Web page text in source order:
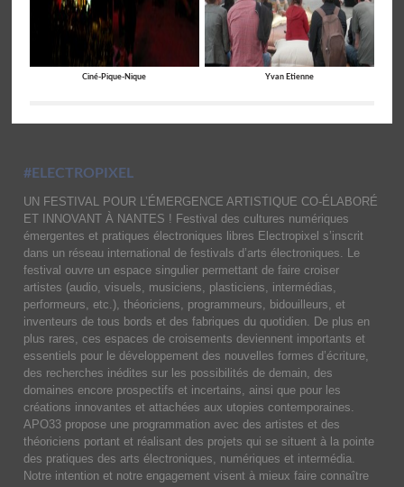
Ciné-Pique-Nique Yvan Etienne
#ELECTROPIXEL
UN FESTIVAL POUR L’ÉMERGENCE ARTISTIQUE CO-ÉLABORÉ
ET INNOVANT À NANTES ! Festival des cultures numériques
émergentes et pratiques électroniques libres Electropixel s’inscrit
dans un réseau international de festivals d’arts électroniques. Le
festival ouvre un espace singulier permettant de faire croiser
artistes (audio, visuels, musiciens, plasticiens, intermédias,
performeurs, etc.), théoriciens, programmeurs, bidouilleurs, et
inventeurs de tous bords et des fabriques du quotidien. De plus en
plus rares, ces espaces de croisements deviennent importants et
essentiels pour le développement des nouvelles formes d’écriture,
des recherches inédites sur les possibilités de demain, des
domaines encore prospectifs et incertains, ainsi que pour les
créations innovantes et attachées aux utopies contemporaines.
APO33 propose une programmation avec des artistes et des
théoriciens portant et réalisant des projets qui se situent à la pointe
des pratiques des arts électroniques, numériques et intermédia.
Notre intention et notre engagement visent à mieux faire connaître